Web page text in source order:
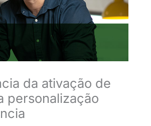
da ativação de
personalização